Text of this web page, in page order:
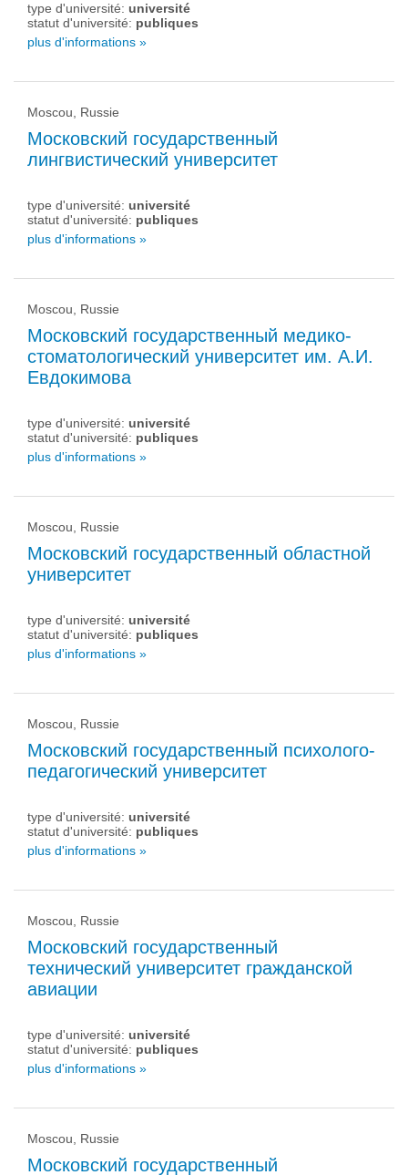
type d'université: université
statut d'université: publiques
plus d'informations »
Moscou, Russie
Московский государственный
лингвистический университет
type d'université: université
statut d'université: publiques
plus d'informations »
Moscou, Russie
Московский государственный медико-
стоматологический университет им. А.И.
Евдокимова
type d'université: université
statut d'université: publiques
plus d'informations »
Moscou, Russie
Московский государственный областной
университет
type d'université: université
statut d'université: publiques
plus d'informations »
Moscou, Russie
Московский государственный психолого-
педагогический университет
type d'université: université
statut d'université: publiques
plus d'informations »
Moscou, Russie
Московский государственный
технический университет гражданской
авиации
type d'université: université
statut d'université: publiques
plus d'informations »
Moscou, Russie
Московский государственный